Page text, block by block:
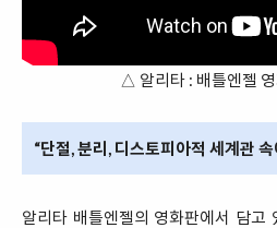
△ 알리타 : 배틀엔젤
“단절, 분리, 디스토피아적 세계관
알리타 배틀엔젤의 영화판에서 담고